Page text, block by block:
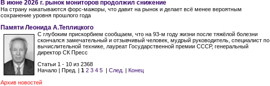
В июне 2026 г. рынок мониторов продолжил снижение
На страну накатываются форс-мажоры, что давит на рынок и делает всё менее вероятным
сохранение уровня прошлого года
Памяти Леонида А.Теплицкого
С глубоким прискорбием сообщаем, что на 93-м году жизни после тяжёлой болезни
скончался замечательный и отзывчивый человек, мудрый руководитель, специалист по
вычислительной технике, лауреат Государственной премии СССР, генеральный
директор СК Пресс
Статьи 1 - 10 из 2368
Начало | Пред. | 1 2 3 4 5 След.
Конец
Архив новостей